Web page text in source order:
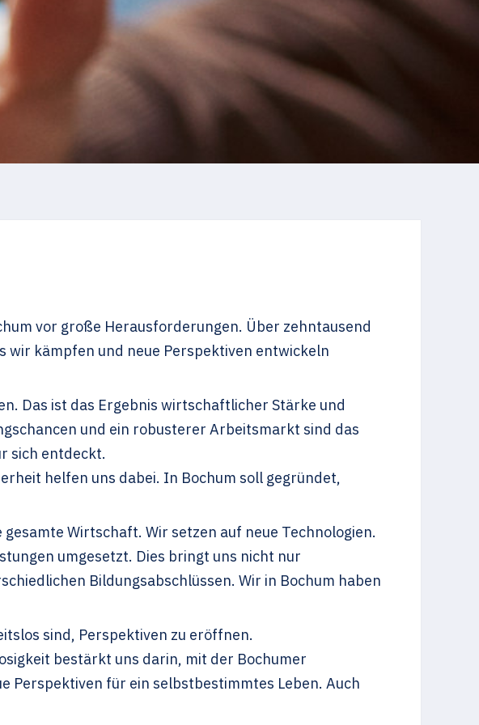
vor große Herausforderungen. Über zehntausend
wir kämpfen und neue Perspektiven entwickeln
Das ist das Ergebnis wirtschaftlicher Stärke und
und ein robusterer Arbeitsmarkt sind das
sich entdeckt.
helfen uns dabei. In Bochum soll gegründet,
Wirtschaft. Wir setzen auf neue Technologien.
umgesetzt. Dies bringt uns nicht nur
Bildungsabschlüssen. Wir in Bochum haben
sind, Perspektiven zu eröffnen.
bestärkt uns darin, mit der Bochumer
Perspektiven für ein selbstbestimmtes Leben. Auch